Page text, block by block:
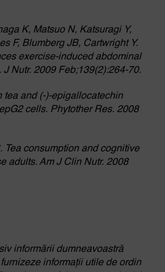
K, Matsuo N, Katsuragi Y,
F, Blumberg JB, Cartwright Y.
exercise-induced abdominal
Nutr. 2009 Feb;139(2):264-70.
tea and (-)-epigallocatechin
cells. Phytother Res. 2008
Tea consumption and cognitive
adults. Am J Clin Nutr. 2008
informării dumneavoastră
informații utile de ordin